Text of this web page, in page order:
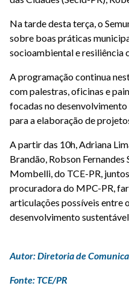
Na tarde desta terça, o
sobre boas práticas
socioambiental e resiliência
A programação continua
com palestras, oficinas e
focadas no
para a elaboração de
A partir das 10h, Adriana
Brandão, Robson Fernandes
Mombelli, do TCE-PR,
procuradora do MPC-PR,
articulações possíveis entre
desenvolvimento
Autor: Diretoria de
Fonte: TCE/PR